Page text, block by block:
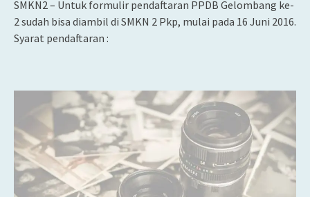
SMKN2 – Untuk formulir pendaftaran PPDB Gelombang ke-
2 sudah bisa diambil di SMKN 2 Pkp, mulai pada 16 Juni 2016.
Syarat pendaftaran :